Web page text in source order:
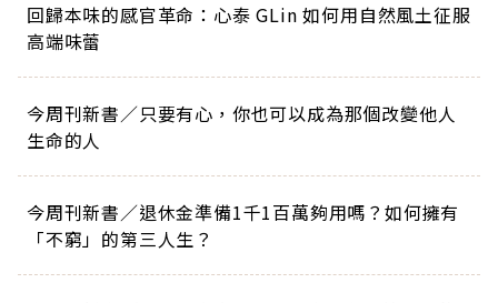
回歸本味的感官革命：心泰 GLin 如何用自然風土征服
高端味蕾
今周刊新書／只要有心，你也可以成為那個改變他人
生命的人
今周刊新書／退休金準備1千1百萬夠用嗎？如何擁有
「不窮」的第三人生？